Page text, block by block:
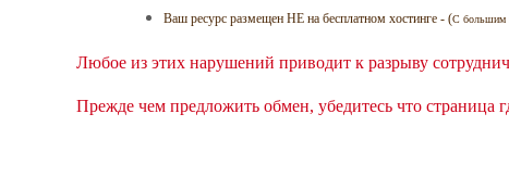
Ваш ресурс размещен НЕ на бесплатном хостинге - (С большим
Любое из этих нарушений приводит к разрыву
Прежде чем предложить обмен, убедитесь что страница